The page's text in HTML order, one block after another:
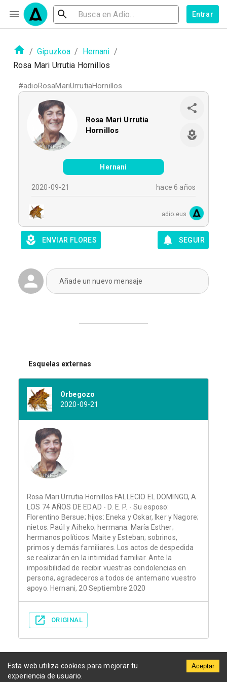
Entrar
Municipios
/ Gipuzkoa / Hernani /
Rosa Mari Urrutia Hornillos
#adioRosaMariUrrutiaHornillos
Rosa Mari Urrutia
Hornillos
Hernani
2020-09-21 hace 6 años
adio.eus
ENVIAR FLORES SEGUIR
Añade un nuevo mensaje
Esquelas externas
Orbegozo
2020-09-21
Rosa Mari Urrutia Hornillos FALLECIO EL DOMINGO, A
LOS 74 AÑOS DE EDAD - D. E. P. - Su esposo:
Florentino Bersue; hijos: Eneka y Oskar, Iker y Nagore;
nietos: Paúl y Aiheko; hermana: María Esther;
hermanos políticos: Maite y Esteban; sobrinos,
primos y demás familiares. Los actos de despedida
se realizarán en la intimidad familiar. Ante la
imposibilidad de recibir vuestras condolencias en
persona, agradeceros a todos de antemano vuestro
apoyo. Hernani, 20 Septiembre 2020
ORIGINAL
Esta web utiliza cookies para mejorar tu
experiencia de usuario.
Aceptar